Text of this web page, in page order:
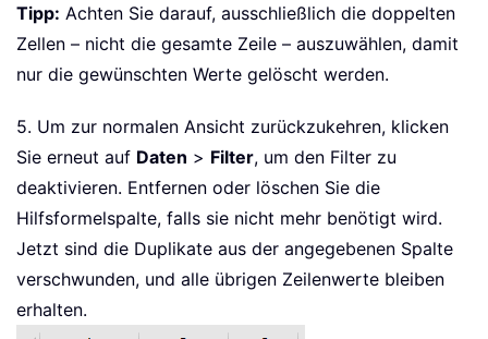
Tipp: Achten Sie darauf, ausschließlich die doppelten
Zellen – nicht die gesamte Zeile – auszuwählen, damit
nur die gewünschten Werte gelöscht werden.
5. Um zur normalen Ansicht zurückzukehren, klicken
Sie erneut auf Daten > Filter, um den Filter zu
deaktivieren. Entfernen oder löschen Sie die
Hilfsformelspalte, falls sie nicht mehr benötigt wird.
Jetzt sind die Duplikate aus der angegebenen Spalte
verschwunden, und alle übrigen Zeilenwerte bleiben
erhalten.